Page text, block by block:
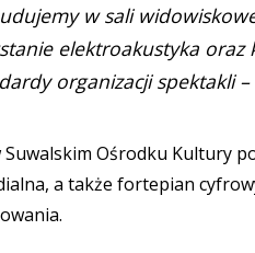
w sali
elektroakustyka oraz
organizacji spektakli –
Suwalskim Ośrodku Kultury
a także fortepian